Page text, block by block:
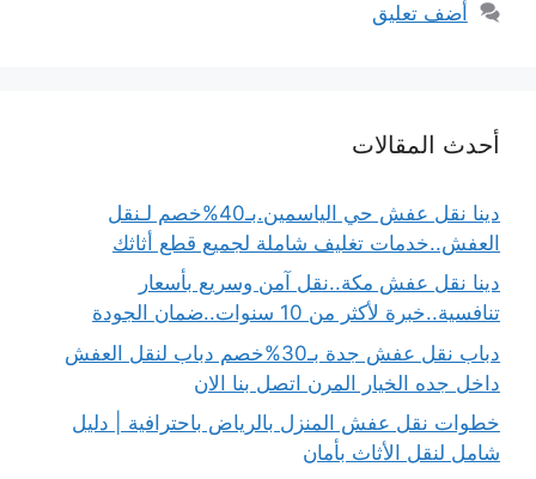
أضف تعليق
أحدث المقالات
دينا نقل عفش حي الياسمين.بـ40%خصم لـنقل
العفش..خدمات تغليف شاملة لجميع قطع أثاثك
دينا نقل عفش مكة..نقل آمن وسريع بأسعار
تنافسية..خبرة لأكثر من 10 سنوات..ضمان الجودة
دباب نقل عفش جدة بـ30%خصم دباب لنقل العفش
داخل جده الخيار المرن اتصل بنا الان
خطوات نقل عفش المنزل بالرياض باحترافية | دليل
شامل لنقل الأثاث بأمان